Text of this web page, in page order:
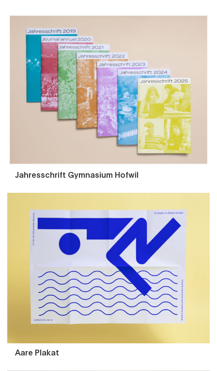
Jahresschrift Gymnasium Hofwil
Aare Plakat